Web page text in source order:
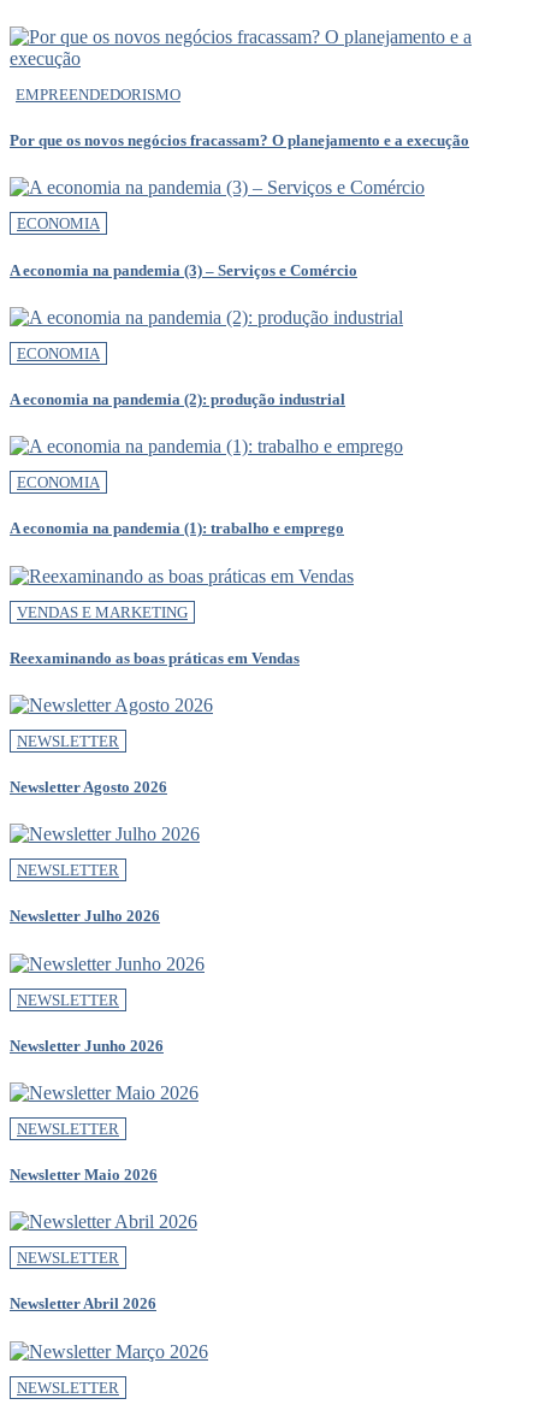
EMPREENDEDORISMO
Por que os novos negócios fracassam? O planejamento e a execução
ECONOMIA
A economia na pandemia (3) – Serviços e Comércio
ECONOMIA
A economia na pandemia (2): produção industrial
ECONOMIA
A economia na pandemia (1): trabalho e emprego
VENDAS E MARKETING
Reexaminando as boas práticas em Vendas
NEWSLETTER
Newsletter Agosto 2026
NEWSLETTER
Newsletter Julho 2026
NEWSLETTER
Newsletter Junho 2026
NEWSLETTER
Newsletter Maio 2026
NEWSLETTER
Newsletter Abril 2026
NEWSLETTER